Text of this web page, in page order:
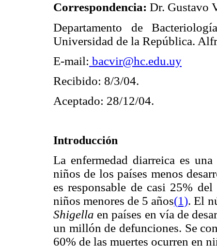
Correspondencia: Dr. Gustavo
Departamento de
Universidad de la República.
E-mail: bacvir@hc.edu.uy
Recibido: 8/3/04.
Aceptado: 28/12/04.
Introducción
La enfermedad diarreica es
niños de los países menos
es responsable de casi 25%
niños menores de 5 años(1). El
Shigella en países en vía de
un millón de defunciones. Se
60% de las muertes ocurren en